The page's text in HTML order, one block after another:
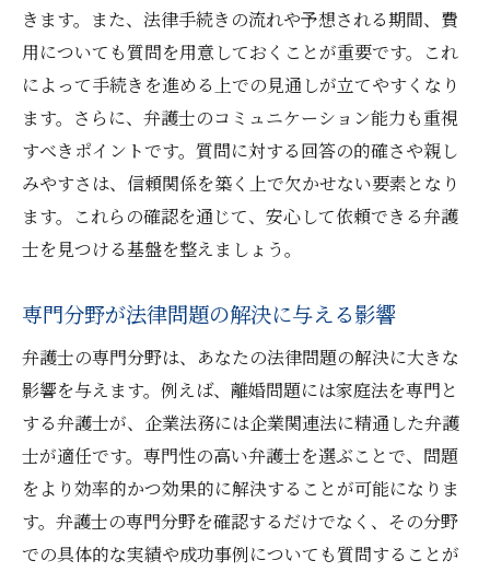
きます。また、法律手続きの流れや予想される期間、費
用についても質問を用意しておくことが重要です。これ
によって手続きを進める上での見通しが立てやすくなり
ます。さらに、弁護士のコミュニケーション能力も重視
すべきポイントです。質問に対する回答の的確さや親し
みやすさは、信頼関係を築く上で欠かせない要素となり
ます。これらの確認を通じて、安心して依頼できる弁護
士を見つける基盤を整えましょう。
専門分野が法律問題の解決に与える影響
弁護士の専門分野は、あなたの法律問題の解決に大きな
影響を与えます。例えば、離婚問題には家庭法を専門と
する弁護士が、企業法務には企業関連法に精通した弁護
士が適任です。専門性の高い弁護士を選ぶことで、問題
をより効率的かつ効果的に解決することが可能になりま
す。弁護士の専門分野を確認するだけでなく、その分野
での具体的な実績や成功事例についても質問することが